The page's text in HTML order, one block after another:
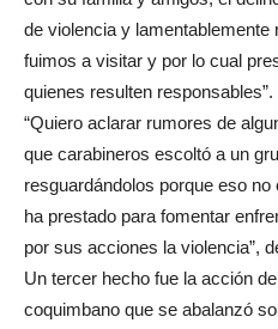
de violencia y
fuimos a visitar y por lo cual
quienes resulten responsables”.
“Quiero aclarar rumores de
que carabineros escoltó a un
resguardándolos porque eso
ha prestado para fomentar
por sus acciones la violencia”,
Un tercer hecho fue la acción
coquimbano que se abalanzó